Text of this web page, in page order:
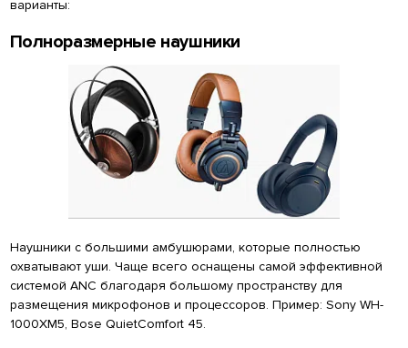
варианты:
Полноразмерные наушники
Наушники с большими амбушюрами, которые полностью
охватывают уши. Чаще всего оснащены самой эффективной
системой ANC благодаря большому пространству для
размещения микрофонов и процессоров. Пример: Sony WH-
1000XM5, Bose QuietComfort 45.